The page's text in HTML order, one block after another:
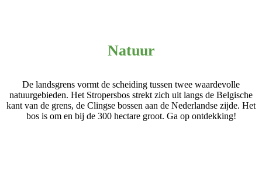
Natuur
De landsgrens vormt de scheiding tussen twee waardevolle
natuurgebieden. Het Stropersbos strekt zich uit langs de Belgische
kant van de grens, de Clingse bossen aan de Nederlandse zijde. Het
bos is om en bij de 300 hectare groot. Ga op ontdekking!